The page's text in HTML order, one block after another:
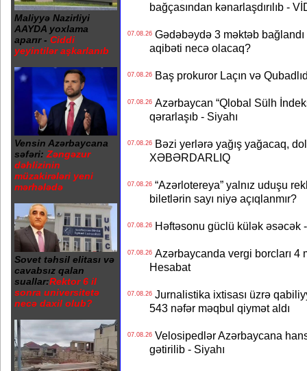
Maliyyə Nazirliyi
AAYDA yoxlama
aparır - Ciddi
yeyintilər aşkarlanıb
Vensin Azərbaycana
səfəri: Zəngəzur
dəhlizinin
müzakirələri yeni
mərhələdə
Sovet təhsil elitası və
cavabsız qalan
suallar:Rektor 6 il
sonra universitetə
necə daxil olub?
bağçasından kənarlaşdırılıb -
07.08.26Gədəbəydə 3 məktəb
aqibəti necə olacaq?
07.08.26Baş prokuror Laçın və
07.08.26Azərbaycan “Qlobal Sülh
qərarlaşıb - Siyahı
07.08.26Bəzi yerlərə yağış yağacaq,
XƏBƏRDARLIQ
07.08.26“Azərlotereya” yalnız uduşu
biletlərin sayı niyə açıqlanmır?
07.08.26Həftəsonu güclü külək əsəcək
07.08.26Azərbaycanda vergi borcları 4
Hesabat
07.08.26Jurnalistika ixtisası üzrə
543 nəfər məqbul qiymət aldı
07.08.26Velosipedlər Azərbaycana
gətirilib - Siyahı